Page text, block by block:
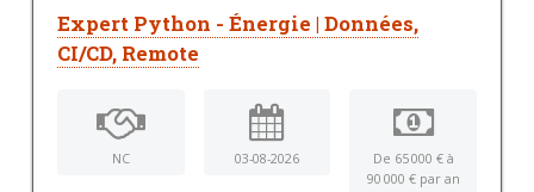
Expert Python - Énergie | Données,
CI/CD, Remote
NC 03-08-2026
De 65 000 € à
90 000 € par an